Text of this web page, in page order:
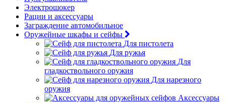
Электрошокер
Рации и аксессуары
Заграждение автомобильное
Оружейные шкафы и сейфы
Для пистолета
Для ружья
Для
гладкоствольного оружия
Для нарезного
оружия
Аксессуары